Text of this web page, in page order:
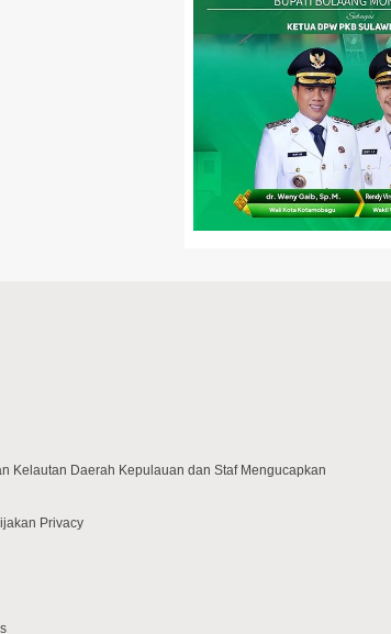
Kelautan Daerah Kepulauan dan Staf Mengucapkan
Privacy